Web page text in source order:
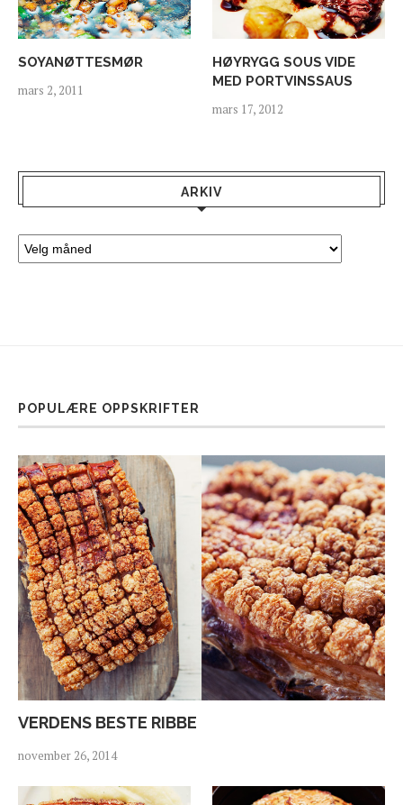
SOYANØTTESMØR
mars 2, 2011
HØYRYGG SOUS VIDE
MED PORTVINSSAUS
mars 17, 2012
ARKIV
POPULÆRE OPPSKRIFTER
VERDENS BESTE RIBBE
november 26, 2014